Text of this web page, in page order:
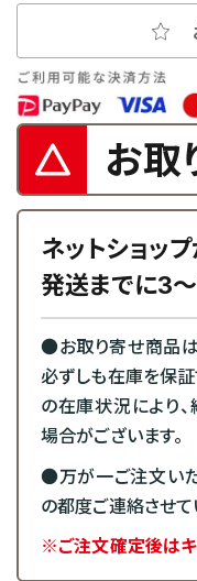
お取
ネットショッ
発送までに3
●お取り寄せ商品は
必ずしも在庫を保証
の在庫状況により
場合がございます。
●万が一ご注文い
の都度ご連絡させて
※ご注文確定後はキ